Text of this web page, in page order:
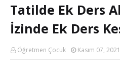
Tatilde Ek Ders
İzinde Ek Ders
Öğretmen Çocuk Kasım 07, 2021